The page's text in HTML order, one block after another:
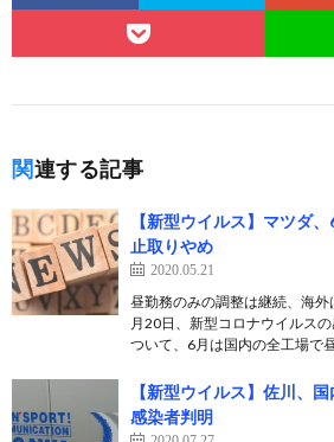
関連する記事
【新型ウイルス】マツダ
止取りやめ
2020.05.21
昼勤務のみの調整は継続、海
月20日、新型コロナウイルス
ついて、6月は国内の全工場で
【新型ウイルス】佐川、
感染者判明